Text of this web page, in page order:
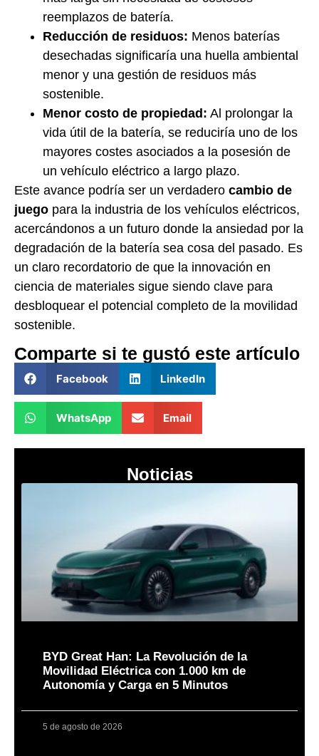
reemplazos de batería.
Reducción de residuos: Menos baterías
desechadas significaría una huella ambiental
menor y una gestión de residuos más
sostenible.
Menor costo de propiedad: Al prolongar la
vida útil de la batería, se reduciría uno de los
mayores costes asociados a la posesión de
un vehículo eléctrico a largo plazo.
Este avance podría ser un verdadero cambio de
juego para la industria de los vehículos eléctricos,
acercándonos a un futuro donde la ansiedad por la
degradación de la batería sea cosa del pasado. Es
un claro recordatorio de que la innovación en
ciencia de materiales sigue siendo clave para
desbloquear el potencial completo de la movilidad
sostenible.
Comparte si te gustó este artículo
Facebook LinkedIn
WhatsApp Email
Noticias
BYD Great Han: La Revolución de la
Movilidad Eléctrica con 1.000 km de
Autonomía y Carga en 5 Minutos
5 de agosto de 2026